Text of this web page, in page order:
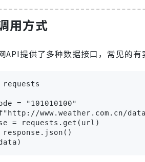
用方式
API提供了多种数据接口，常见的
= "101010100"
www.weather.com.cn/
= requests.get(url)
response.json()